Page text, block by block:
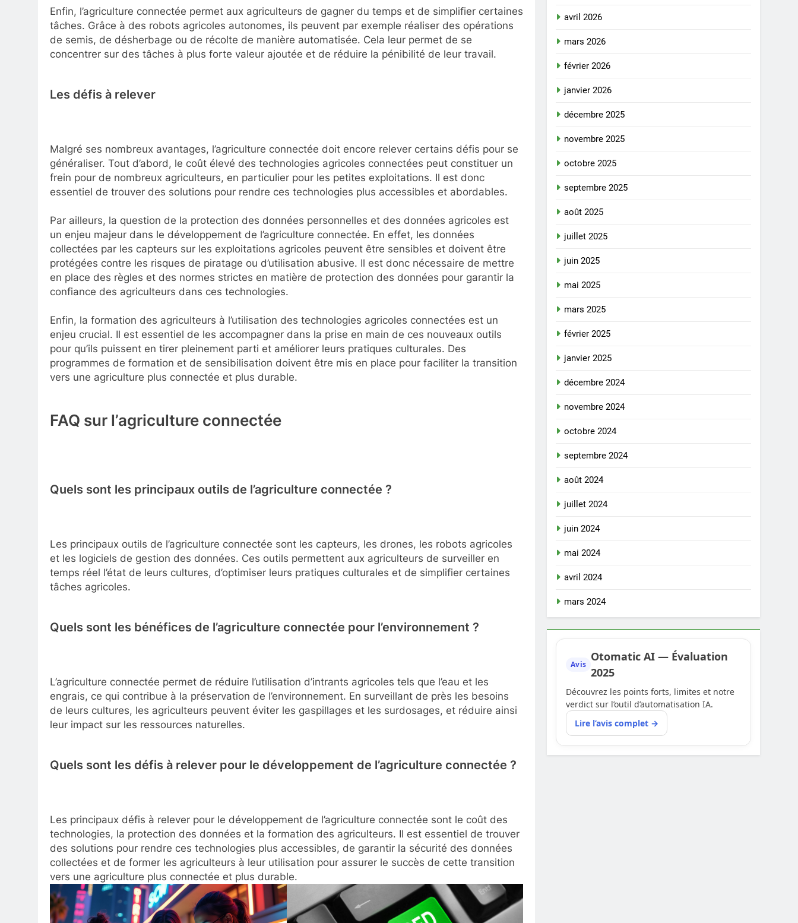
Enfin, l’agriculture connectée permet aux agriculteurs de gagner du temps et de simplifier certaines
tâches. Grâce à des robots agricoles autonomes, ils peuvent par exemple réaliser des opérations
de semis, de désherbage ou de récolte de manière automatisée. Cela leur permet de se
concentrer sur des tâches à plus forte valeur ajoutée et de réduire la pénibilité de leur travail.
Les défis à relever
Malgré ses nombreux avantages, l’agriculture connectée doit encore relever certains défis pour se
généraliser. Tout d’abord, le coût élevé des technologies agricoles connectées peut constituer un
frein pour de nombreux agriculteurs, en particulier pour les petites exploitations. Il est donc
essentiel de trouver des solutions pour rendre ces technologies plus accessibles et abordables.
Par ailleurs, la question de la protection des données personnelles et des données agricoles est
un enjeu majeur dans le développement de l’agriculture connectée. En effet, les données
collectées par les capteurs sur les exploitations agricoles peuvent être sensibles et doivent être
protégées contre les risques de piratage ou d’utilisation abusive. Il est donc nécessaire de mettre
en place des règles et des normes strictes en matière de protection des données pour garantir la
confiance des agriculteurs dans ces technologies.
Enfin, la formation des agriculteurs à l’utilisation des technologies agricoles connectées est un
enjeu crucial. Il est essentiel de les accompagner dans la prise en main de ces nouveaux outils
pour qu’ils puissent en tirer pleinement parti et améliorer leurs pratiques culturales. Des
programmes de formation et de sensibilisation doivent être mis en place pour faciliter la transition
vers une agriculture plus connectée et plus durable.
FAQ sur l’agriculture connectée
Quels sont les principaux outils de l’agriculture connectée ?
Les principaux outils de l’agriculture connectée sont les capteurs, les drones, les robots agricoles
et les logiciels de gestion des données. Ces outils permettent aux agriculteurs de surveiller en
temps réel l’état de leurs cultures, d’optimiser leurs pratiques culturales et de simplifier certaines
tâches agricoles.
Quels sont les bénéfices de l’agriculture connectée pour l’environnement ?
L’agriculture connectée permet de réduire l’utilisation d’intrants agricoles tels que l’eau et les
engrais, ce qui contribue à la préservation de l’environnement. En surveillant de près les besoins
de leurs cultures, les agriculteurs peuvent éviter les gaspillages et les surdosages, et réduire ainsi
leur impact sur les ressources naturelles.
Quels sont les défis à relever pour le développement de l’agriculture connectée ?
Les principaux défis à relever pour le développement de l’agriculture connectée sont le coût des
technologies, la protection des données et la formation des agriculteurs. Il est essentiel de trouver
des solutions pour rendre ces technologies plus accessibles, de garantir la sécurité des données
collectées et de former les agriculteurs à leur utilisation pour assurer le succès de cette transition
vers une agriculture plus connectée et plus durable.
avril 2026
mars 2026
février 2026
janvier 2026
décembre 2025
novembre 2025
octobre 2025
septembre 2025
août 2025
juillet 2025
juin 2025
mai 2025
mars 2025
février 2025
janvier 2025
décembre 2024
novembre 2024
octobre 2024
septembre 2024
août 2024
juillet 2024
juin 2024
mai 2024
avril 2024
mars 2024
Avis
Otomatic AI — Évaluation
2025
Découvrez les points forts, limites et notre
verdict sur l’outil d’automatisation IA.
Lire l’avis complet →